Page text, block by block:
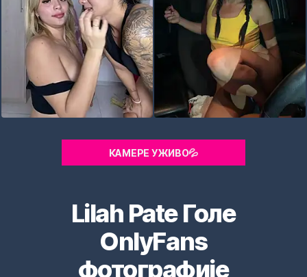
КАМЕРЕ УЖИВО💦
Lilah Pate Голе
OnlyFans
фотографије